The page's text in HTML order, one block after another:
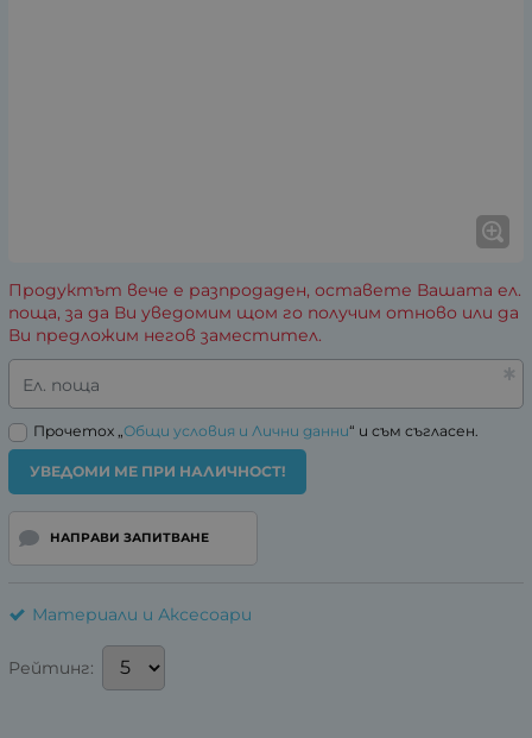
Продуктът вече е разпродаден, оставете Вашата ел.
поща, за да Ви уведомим щом го получим отново или да
Ви предложим негов заместител.
Ел. поща
Прочетох „Общи условия и Лични данни“ и съм съгласен.
УВЕДОМИ МЕ ПРИ НАЛИЧНОСТ!
НАПРАВИ ЗАПИТВАНЕ
Материали и Аксесоари
Рейтинг: